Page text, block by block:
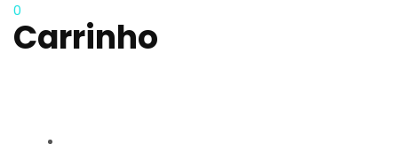
0
Carrinho